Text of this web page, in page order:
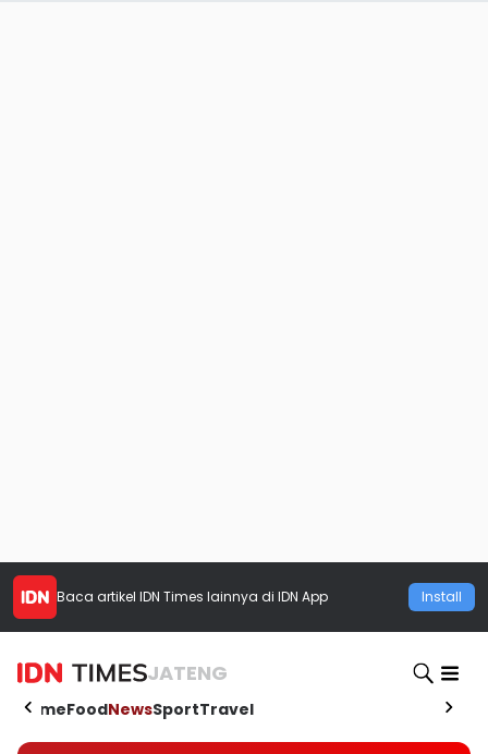
Baca artikel IDN Times lainnya di IDN App Install
JATENG
HomeFoodNewsSportTravel